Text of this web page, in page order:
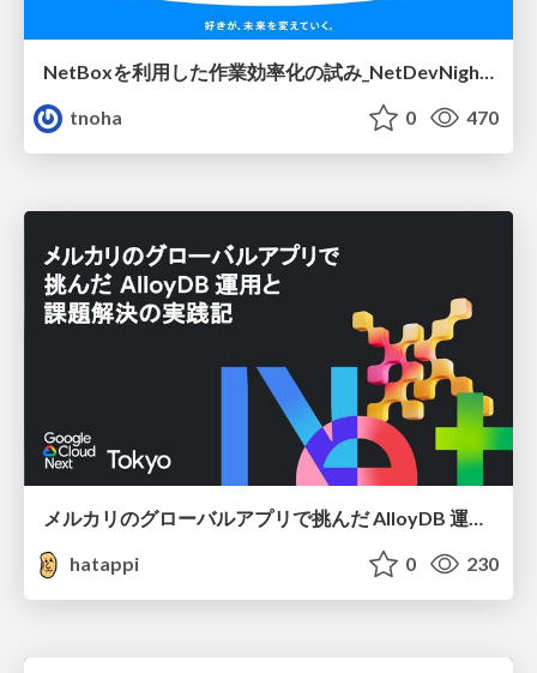
tnoha
0 470
メルカリのグローバルアプリで挑んだ AlloyDB 運用と課題解決の実践記
hatappi
0 230